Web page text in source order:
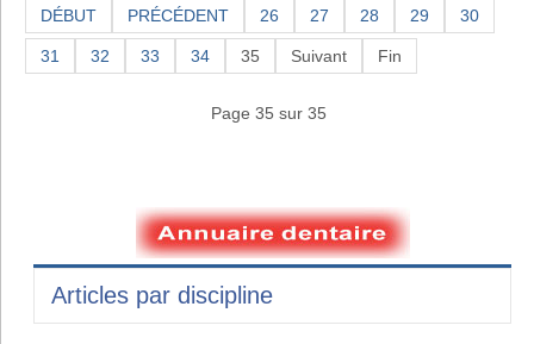
DÉBUT PRÉCÉDENT 26 27 28 29 30
31 32 33 34 35 Suivant Fin
Page 35 sur 35
Articles par discipline